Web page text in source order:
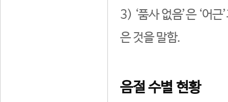
3) ‘품사 없음’은 ‘어
은 것을 말함.
음절 수별 현황